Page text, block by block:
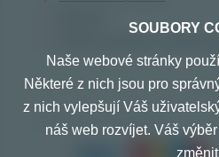
PŘIJÍMÁME TYTO PLATBY
SOUBORY
Naše webové stránky
Některé z nich jsou pro
z nich vylepšují Váš
náš web rozvíjet. Váš